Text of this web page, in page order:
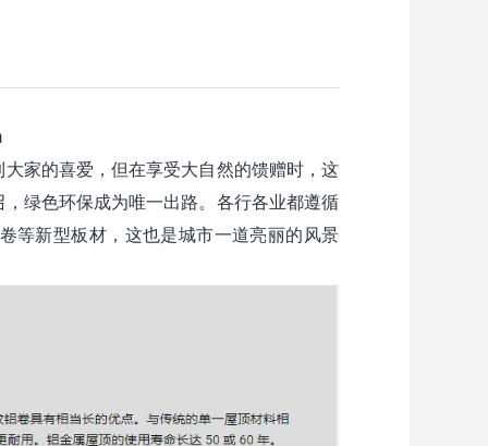
家的喜爱，但在享受大自然的馈赠时，这
绿色环保成为唯一出路。各行各业都遵循
等新型板材，这也是城市一道亮丽的风景